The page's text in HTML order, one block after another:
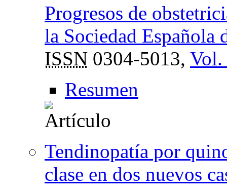
Progresos de
la Sociedad Española
ISSN 0304-5013, Vol.
Resumen
Tendinopatía por
clase en dos nuevos